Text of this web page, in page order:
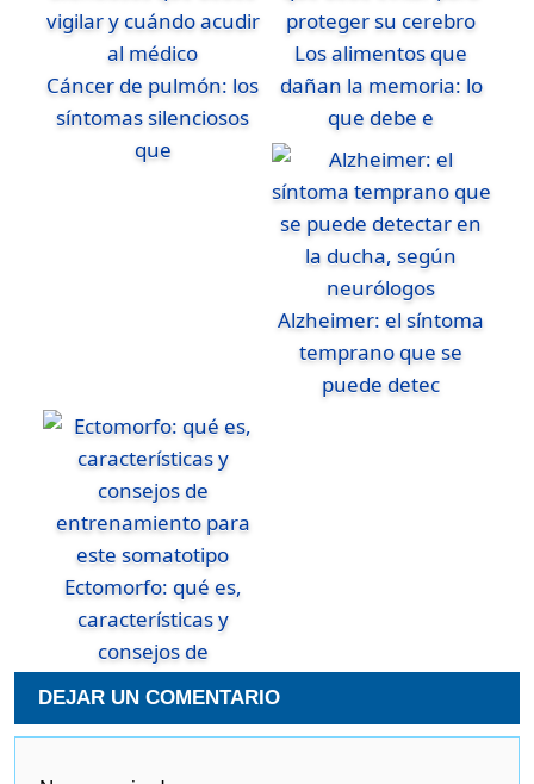
Cáncer de pulmón: los
síntomas silenciosos
que
Los alimentos que
dañan la memoria: lo
que debe e
Alzheimer: el síntoma
temprano que se
puede detec
Ectomorfo: qué es,
características y
consejos de
DEJAR UN COMENTARIO